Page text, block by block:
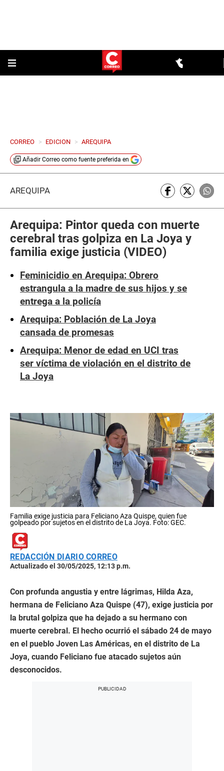
CORREO > EDICION > AREQUIPA
Añadir Correo como fuente preferida en
AREQUIPA
Arequipa: Pintor queda con muerte
cerebral tras golpiza en La Joya y
familia exige justicia (VIDEO)
Feminicidio en Arequipa: Obrero
estrangula a la madre de sus hijos y se
entrega a la policía
Arequipa: Población de La Joya
cansada de promesas
Arequipa: Menor de edad en UCI tras
ser víctima de violación en el distrito de
La Joya
Familia exige justicia para Feliciano Aza Quispe, quien fue
golpeado por sujetos en el distrito de La Joya. Foto: GEC.
REDACCIÓN DIARIO CORREO
Actualizado el 30/05/2025, 12:13 p.m.
Con profunda angustia y entre lágrimas, Hilda Aza,
hermana de Feliciano Aza Quispe (47), exige justicia por
la brutal golpiza que ha dejado a su hermano con
muerte cerebral. El hecho ocurrió el sábado 24 de mayo
en el pueblo Joven Las Américas, en el distrito de La
Joya, cuando Feliciano fue atacado sujetos aún
desconocidos.